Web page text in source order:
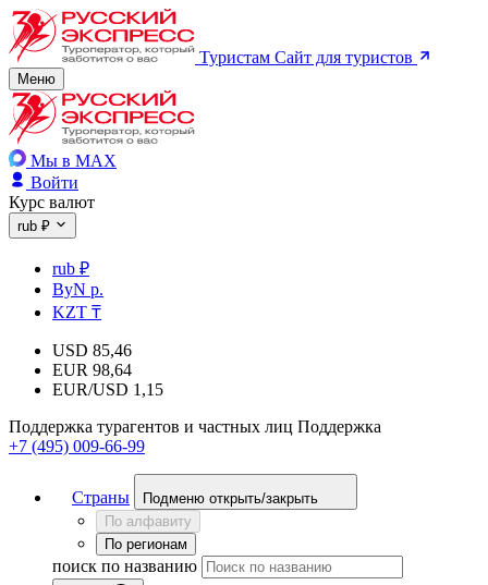
Туристам Сайт для туристов
Меню
Мы в MAX
Войти
Курс валют
rub ₽
rub ₽
ByN р.
KZT ₸
USD 85,46
EUR 98,64
EUR/USD 1,15
Поддержка турагентов и частных лиц Поддержка
+7 (495) 009-66-99
Страны
Подменю открыть/закрыть
По алфавиту
По регионам
поиск по названию